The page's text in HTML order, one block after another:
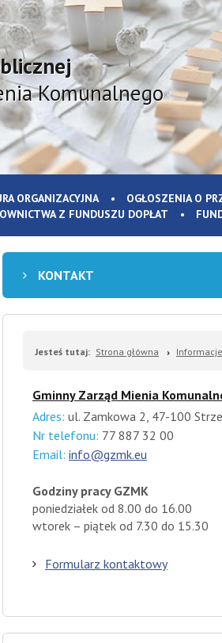
Komunalnego
ORGANIZACYJNA OGŁOSZENIA O
Z FUNDUSZU DOPŁAT
KONTAKT
Jesteś tutaj: Strona główna
Gminny Zarząd Mienia
Adres: ul. Zamkowa 2, 47-100
Nr telefonu: 77 887 32 00
Email: info@gzmk.eu
Godziny pracy GZMK
poniedziałek od 8.00 do 16.00
wtorek – piątek od 7.30 do 15.30
Formularz kontaktowy